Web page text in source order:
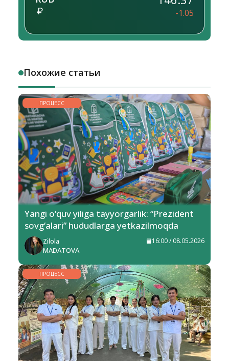
-1.05
Похожие статьи
ПРОЦЕСС
Yangi o‘quv yiliga tayyorgarlik: “Prezident
sovg‘alari” hududlarga yetkazilmoqda
Zilola
MADATOVA
16:00 / 08.05.2026
ПРОЦЕСС